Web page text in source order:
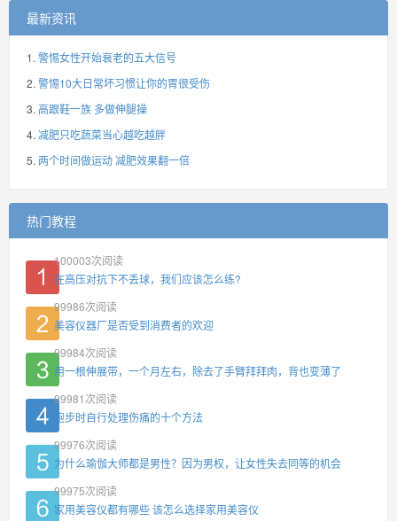
最新资讯
警惕女性开始衰老的五大信号
警惕10大日常坏习惯让你的胃很受伤
高跟鞋一族 多做伸腿操
减肥只吃蔬菜当心越吃越胖
两个时间做运动 减肥效果翻一倍
热门教程
100003次阅读
在高压对抗下不丢球，我们应该怎么练?
99986次阅读
美容仪器厂是否受到消费者的欢迎
99984次阅读
用一根伸展带，一个月左右，除去了手臂拜拜肉，背也变薄了
99981 次阅读
跑步时自行处理伤痛的十个方法
99976次阅读
为什么瑜伽大师都是男性？因为男权，让女性失去同等的机会
99975次阅读
家用美容仪都有哪些 该怎么选择家用美容仪